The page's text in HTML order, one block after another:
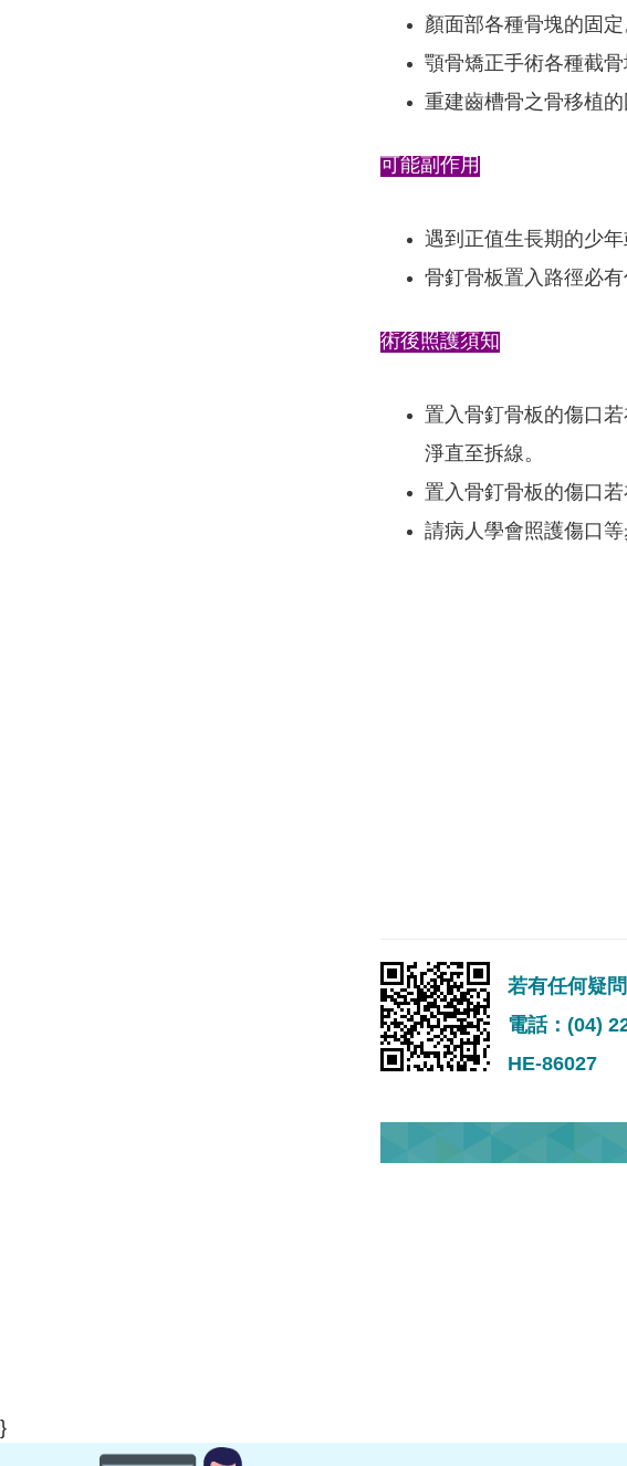
顏面部各種骨塊的固定
顎骨矯正手術各種截骨
重建齒槽骨之骨移植的
可能副作用
遇到正值生長期的少
骨釘骨板置入路徑必
術後照護須知
置入骨釘骨板的傷口
淨直至拆線。
置入骨釘骨板的傷口
請病人學會照護傷口
若有任何疑
電話：(04)
HE-86027
}